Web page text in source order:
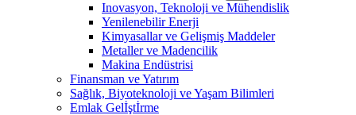
Inovasyon, Teknoloji ve Mühendislik
Yenilenebilir Enerji
Kimyasallar ve Gelişmiş Maddeler
Metaller ve Madencilik
Makina Endüstrisi
Finansman ve Yatırım
Sağlık, Biyoteknoloji ve Yaşam Bilimleri
Emlak Gelİştİrme